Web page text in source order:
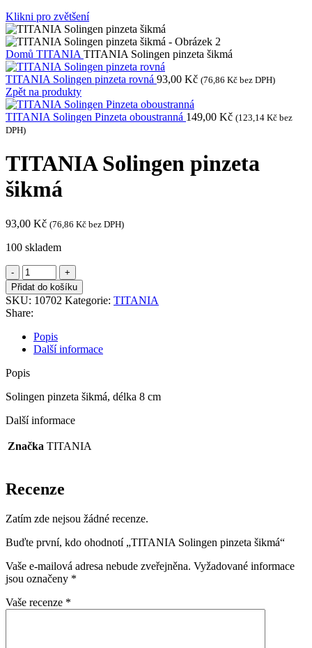
Klikni pro zvětšení
Domů TITANIA TITANIA Solingen pinzeta šikmá
TITANIA Solingen pinzeta rovná 93,00 Kč (76,86 Kč bez DPH)
Zpět na produkty
TITANIA Solingen Pinzeta oboustranná 149,00 Kč (123,14 Kč bez
DPH)
TITANIA Solingen pinzeta
šikmá
93,00 Kč (76,86 Kč bez DPH)
100 skladem
TITANIA
Solingen
pinzeta
šikmá
množství
Přidat do košíku
SKU: 10702 Kategorie: TITANIA
Share:
Popis
Další informace
Popis
Solingen pinzeta šikmá, délka 8 cm
Další informace
Značka TITANIA
Recenze
Zatím zde nejsou žádné recenze.
Buďte první, kdo ohodnotí „TITANIA Solingen pinzeta šikmá“
Vaše e-mailová adresa nebude zveřejněna. Vyžadované informace
jsou označeny *
Vaše recenze *